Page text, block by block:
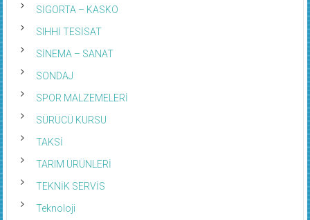
SİGORTA – KASKO
SIHHİ TESİSAT
SİNEMA – SANAT
SONDAJ
SPOR MALZEMELERİ
SÜRÜCÜ KURSU
TAKSİ
TARIM ÜRÜNLERİ
TEKNİK SERVİS
Teknoloji